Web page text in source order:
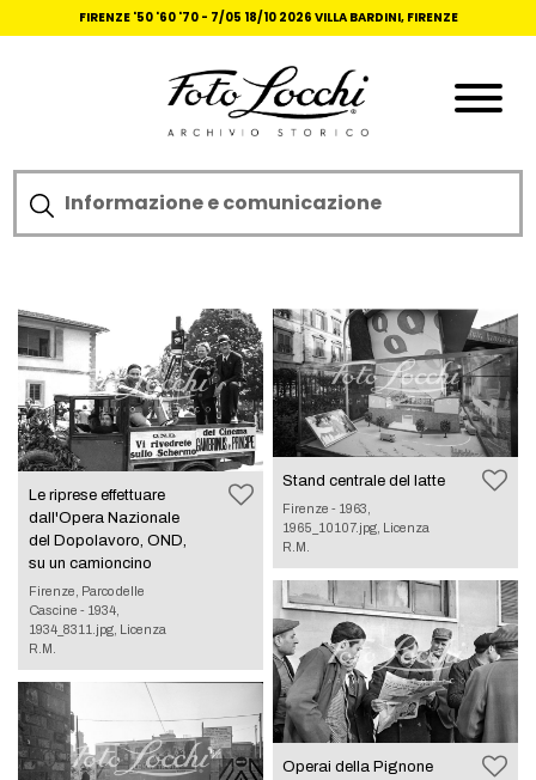
FIRENZE '50 '60 '70 - 7/05 18/10 2026 VILLA BARDINI, FIRENZE
Le riprese effettuare
dall'Opera Nazionale
del Dopolavoro, OND,
su un camioncino
Firenze, Parco delle
Cascine - 1934,
1934_8311.jpg, Licenza
R.M.
Stand centrale del latte
Firenze - 1963,
1965_10107.jpg, Licenza
R.M.
Operai della Pignone